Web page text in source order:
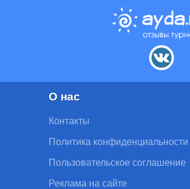
О нас
Контакты
Политика конфиденциальности
Пользовательское соглашение
Реклама на сайте